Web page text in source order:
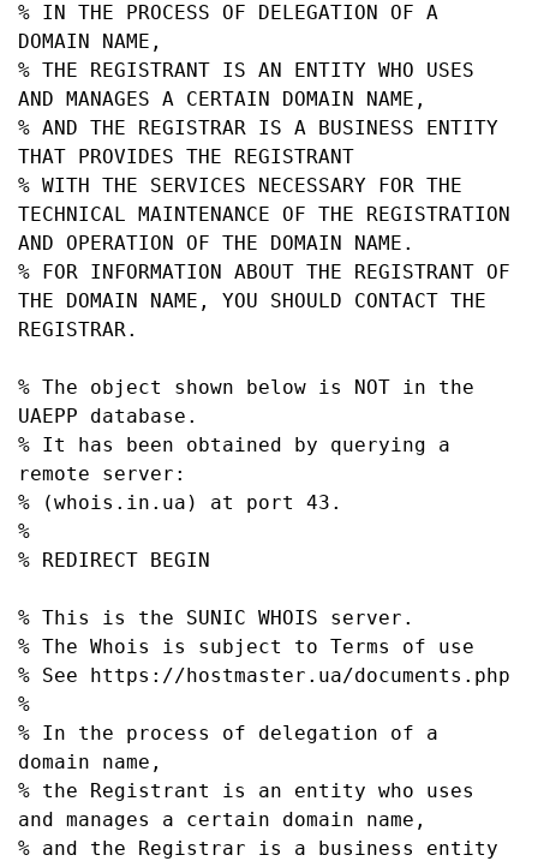
% IN THE PROCESS OF DELEGATION OF A
DOMAIN NAME,
% THE REGISTRANT IS AN ENTITY WHO USES
AND MANAGES A CERTAIN DOMAIN NAME,
% AND THE REGISTRAR IS A BUSINESS ENTITY
THAT PROVIDES THE REGISTRANT
% WITH THE SERVICES NECESSARY FOR THE
TECHNICAL MAINTENANCE OF THE REGISTRATION
AND OPERATION OF THE DOMAIN NAME.
% FOR INFORMATION ABOUT THE REGISTRANT OF
THE DOMAIN NAME, YOU SHOULD CONTACT THE
REGISTRAR.
% The object shown below is NOT in the
UAEPP database.
% It has been obtained by querying a
remote server:
% (whois.in.ua) at port 43.
%
% REDIRECT BEGIN
% This is the SUNIC WHOIS server.
% The Whois is subject to Terms of use
% See https://hostmaster.ua/documents.php
%
% In the process of delegation of a
domain name,
% the Registrant is an entity who uses
and manages a certain domain name,
% and the Registrar is a business entity